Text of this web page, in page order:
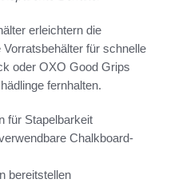
erleichtern die
für schnelle
oder OXO Good Grips
fernhalten.
für Stapelbarkeit
Chalkboard-
bereitstellen